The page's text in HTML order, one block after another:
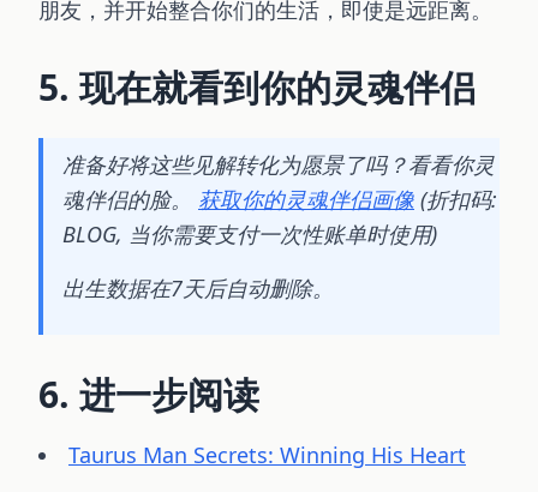
朋友，并开始整合你们的生活，即使是远距离。
5. 现在就看到你的灵魂伴侣
准备好将这些见解转化为愿景了吗？看看你灵
魂伴侣的脸。 获取你的灵魂伴侣画像 (折扣码:
BLOG, 当你需要支付一次性账单时使用)
出生数据在7天后自动删除。
6. 进一步阅读
Taurus Man Secrets: Winning His Heart